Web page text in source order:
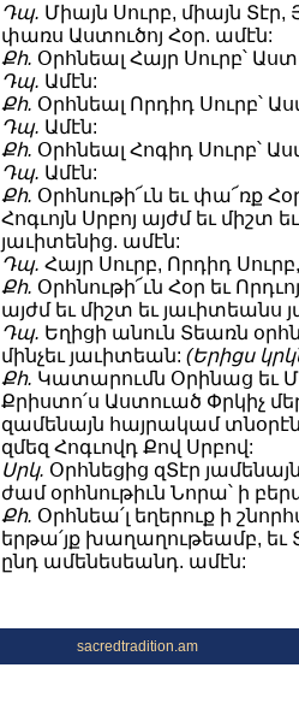
Դպ. Միայն Սուրբ, միայն Տէր,
փառս Աստուծոյ Հօր. ամէն:
Քհ. Օրհնեալ Հայր Սուրբ՝
Դպ. Ամէն:
Քհ. Օրհնեալ Որդիդ Սուրբ՝
Դպ. Ամէն:
Քհ. Օրհնեալ Հոգիդ Սուրբ՝
Դպ. Ամէն:
Քհ. Օրհնութի՜ւն եւ փա՜ռք
Հոգւոյն Սրբոյ այժմ եւ միշտ
յաւիտենից. ամէն:
Դպ. Հայր Սուրբ, Որդիդ
Քհ. Օրհնութի՜ւն Հօր եւ
այժմ եւ միշտ եւ յաւիտեանս
Դպ. Եղիցի անուն Տեառն
մինչեւ յաւիտեան: (Երիցս
Քհ. Կատարումն Օրինաց եւ
Քրիստո՛ս Աստուած Փրկիչ
զամենայն հայրակամ
զմեզ Հոգւովդ Քով Սրբով:
Սրկ. Օրհնեցից զՏէր
ժամ օրհնութիւն Նորա՝ ի
Քհ. Օրհնեա՛լ եղերուք ի
երթա՛յք խաղաղութեամբ, եւ
ընդ ամենեսեանդ. ամէն:
sacredtradition.am